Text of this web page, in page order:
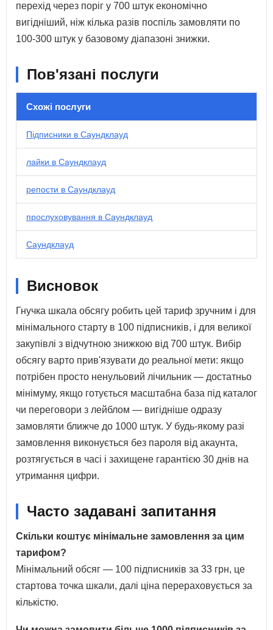
перехід через поріг у 700 штук економічно
вигідніший, ніж кілька разів поспіль замовляти по
100-300 штук у базовому діапазоні знижки.
Пов'язані послуги
Схожі послуги
Підписники в Саундклауд
лайки в Саундклауд
репости в Саундклауд
прослуховування в Саундклауд
Саундклауд
Висновок
Гнучка шкала обсягу робить цей тариф зручним і для
мінімального старту в 100 підписників, і для великої
закупівлі з відчутною знижкою від 700 штук. Вибір
обсягу варто прив'язувати до реальної мети: якщо
потрібен просто ненульовий лічильник — достатньо
мінімуму, якщо готується масштабна база під каталог
чи переговори з лейблом — вигідніше одразу
замовляти ближче до 1000 штук. У будь-якому разі
замовлення виконується без пароля від акаунта,
розтягується в часі і захищене гарантією 30 днів на
утримання цифри.
Часто задавані запитання
Скільки коштує мінімальне замовлення за цим
тарифом?
Мінімальний обсяг — 100 підписників за 33 грн, це
стартова точка шкали, далі ціна перераховується за
кількістю.